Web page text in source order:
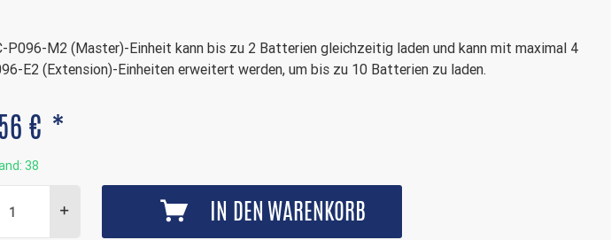
P096-M2 (Master)-Einheit kann bis zu 2 Batterien gleichzeitig laden und kann mit maximal 4
E2 (Extension)-Einheiten erweitert werden, um bis zu 10 Batterien zu laden.
€ *
38
IN DENWARENKORB